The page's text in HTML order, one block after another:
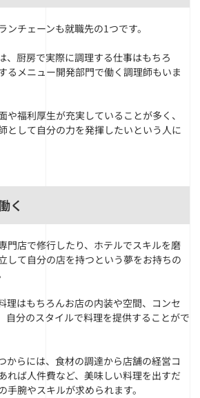
チェーンも就職先の1つです。
、厨房で実際に調理する仕事はもちろ
るメニュー開発部門で働く調理師もいま
や福利厚生が充実していることが多く、
として自分の力を発揮したいという人に
く
門店で修行したり、ホテルでスキルを磨
して自分の店を持つという夢をお持ちの
理はもちろんお店の内装や空間、コンセ
自分のスタイルで料理を提供することがで
からには、食材の調達から店舗の経営コ
れば人件費など、美味しい料理を出すだ
手腕やスキルが求められます。